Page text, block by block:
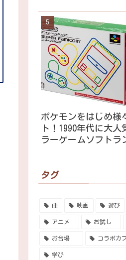
ポケモンをはじめ様
ト！1990年代に大
ラーゲームソフトラ
タグ
曲 映画 遊び
アニメ お試し
お台場 コラボカ
学び